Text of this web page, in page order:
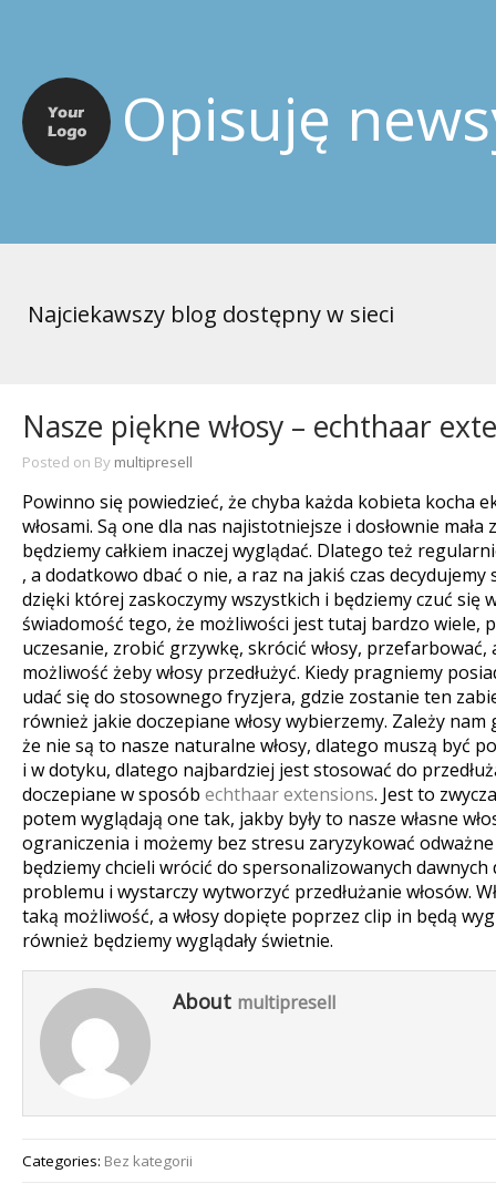
Opisuję
Najciekawszy blog dostępny w sieci
Nasze piękne włosy – echthaar
Posted on By multipresell
Powinno się powiedzieć, że chyba każda kobieta kocha
włosami. Są one dla nas najistotniejsze i dosłownie
będziemy całkiem inaczej wyglądać. Dlatego też
, a dodatkowo dbać o nie, a raz na jakiś czas
dzięki której zaskoczymy wszystkich i będziemy czuć się
świadomość tego, że możliwości jest tutaj bardzo wiele,
uczesanie, zrobić grzywkę, skrócić włosy, przefarbować,
możliwość żeby włosy przedłużyć. Kiedy pragniemy
udać się do stosownego fryzjera, gdzie zostanie ten
również jakie doczepiane włosy wybierzemy. Zależy nam
że nie są to nasze naturalne włosy, dlatego muszą być
i w dotyku, dlatego najbardziej jest stosować do
doczepiane w sposób echthaar extensions. Jest to
potem wyglądają one tak, jakby były to nasze własne
ograniczenia i możemy bez stresu zaryzykować
będziemy chcieli wrócić do spersonalizowanych dawnych
problemu i wystarczy wytworzyć przedłużanie włosów.
taką możliwość, a włosy dopięte poprzez clip in będą
również będziemy wyglądały świetnie.
About multipresell
Categories: Bez kategorii